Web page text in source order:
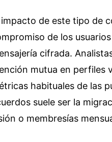
impacto de este tipo de
de los
cifrada.
mutua en perfiles
habituales de las
suele ser la
o membresías